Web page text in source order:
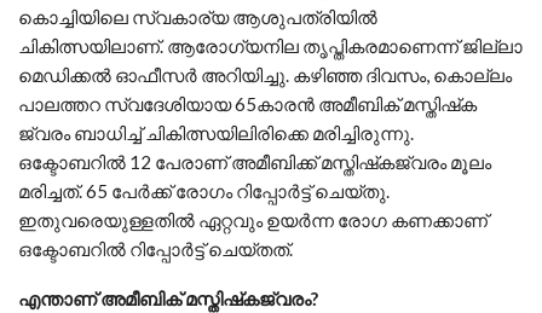
കൊച്ചിയിലെ സ്വകാര്യ ആശുപത്രിയില്‍
ചികിത്സയിലാണ്. ആരോഗ്യനില തൃപ്തികരമാണെന്ന് ജില്ലാ
മെഡിക്കല്‍ ഓഫീസര്‍ അറിയിച്ചു. കഴിഞ്ഞ ദിവസം, കൊല്ലം
പാലത്തറ സ്വദേശിയായ 65കാരന്‍ അമീബിക് മസ്തിഷ്‌ക
ജ്വരം ബാധിച്ച് ചികിത്സയിലിരിക്കെ മരിച്ചിരുന്നു.
ഒക്ടോബറില്‍ 12 പേരാണ് അമീബിക്ക് മസ്തിഷ്‌കജ്വരം മൂലം
മരിച്ചത്. 65 പേര്‍ക്ക് രോഗം റിപ്പോര്‍ട്ട് ചെയ്തു.
ഇതുവരെയുള്ളതില്‍ ഏറ്റവും ഉയര്‍ന്ന രോഗ കണക്കാണ്
ഒക്ടോബറില്‍ റിപ്പോര്‍ട്ട് ചെയ്തത്.
എന്താണ് അമീബിക് മസ്തിഷ്‌കജ്വരം?